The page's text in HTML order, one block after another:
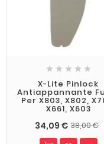
    
X-Lite Pinlock
Antiappannante
Per X803, X802,
X661, X603
34,09 € 38,00 €